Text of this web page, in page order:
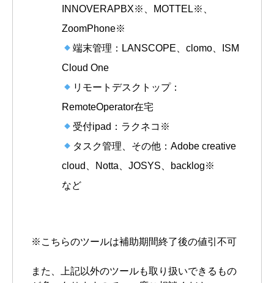
INNOVERAPBX※、MOTTEL※、
ZoomPhone※
端末管理：LANSCOPE、clomo、ISM
Cloud One
リモートデスクトップ：
RemoteOperator在宅
受付ipad：ラクネコ※
タスク管理、その他：Adobe creative
cloud、Notta、JOSYS、backlog※
など
※こちらのツールは補助期間終了後の値引不可
また、上記以外のツールも取り扱いできるもの